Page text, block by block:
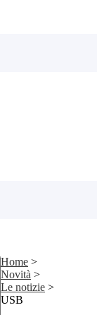
Home >
Novità >
Le notizie >
USB